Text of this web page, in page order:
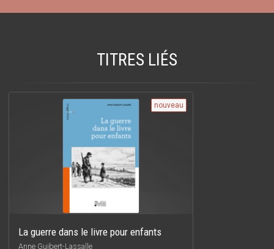
TITRES LIÉS
nouveau
La guerre dans le livre pour enfants
Anne Guibert-Lassalle